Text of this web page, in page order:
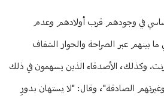
في وجودهم قرب أولادهم وعدم
ما بينهم عبر الصراحة والحوار الشفاف
وكذلك، الأصدقاء الذين يسهمون في ذلك
الصادقة"، وقال: "لا يستهان بدورِ